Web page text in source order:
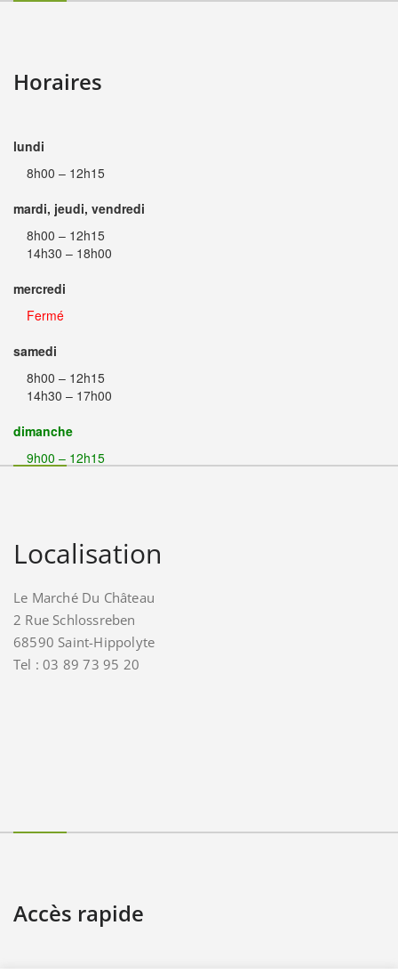
Horaires
lundi
8h00 – 12h15
mardi, jeudi, vendredi
8h00 – 12h15
14h30 – 18h00
mercredi
Fermé
samedi
8h00 – 12h15
14h30 – 17h00
dimanche
9h00 – 12h15
Localisation
Le Marché Du Château
2 Rue Schlossreben
68590 Saint-Hippolyte
Tel : 03 89 73 95 20
Accès rapide